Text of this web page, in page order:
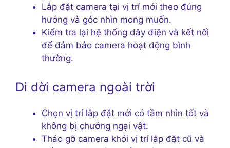
Lắp đặt camera tại vị trí mới theo đúng
hướng và góc nhìn mong muốn.
Kiểm tra lại hệ thống dây điện và kết nối
để đảm bảo camera hoạt động bình
thường.
Di dời camera ngoài trời
Chọn vị trí lắp đặt mới có tầm nhìn tốt và
không bị chướng ngại vật.
Tháo gỡ camera khỏi vị trí lắp đặt cũ và